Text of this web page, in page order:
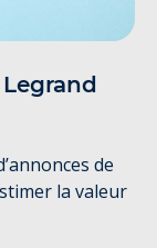
de
la valeur